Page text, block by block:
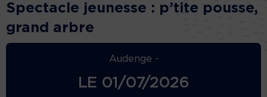
Spectacle jeunesse : p’tite pousse,
grand arbre
Audenge -
LE 01/07/2026